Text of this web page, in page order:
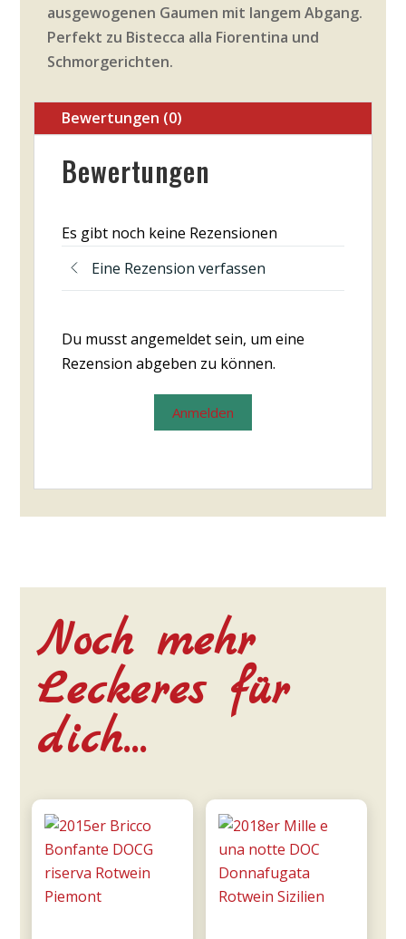
ausgewogenen Gaumen mit langem Abgang.
Perfekt zu Bistecca alla Fiorentina und
Schmorgerichten.
Bewertungen (0)
Bewertungen
Es gibt noch keine Rezensionen
Eine Rezension verfassen
Du musst angemeldet sein, um eine
Rezension abgeben zu können.
Anmelden
Noch mehr
Leckeres für
dich…